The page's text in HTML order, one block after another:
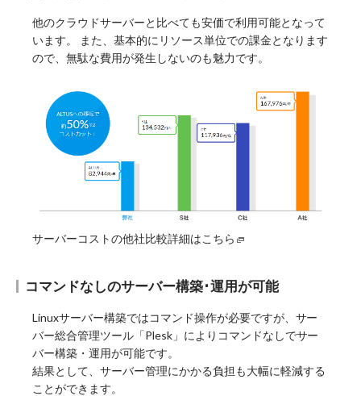
他のクラウドサーバーと比べても安価で利用可能となって
います。 また、基本的にリソース単位での課金となります
ので、無駄な費用が発生しないのも魅力です。
サーバーコストの他社比較詳細はこちら
コマンドなしのサーバー構築･運用が可能
Linuxサーバー構築ではコマンド操作が必要ですが、サー
バー総合管理ツール「Plesk」によりコマンドなしでサー
バー構築・運用が可能です。
結果として、サーバー管理にかかる負担も大幅に軽減する
ことができます。